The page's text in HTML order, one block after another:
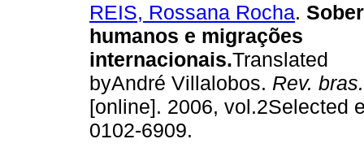
REIS, Rossana Rocha.
humanos e migrações
internacionais.Translated
byAndré Villalobos. Rev.
[online]. 2006, vol.2Selected
0102-6909.